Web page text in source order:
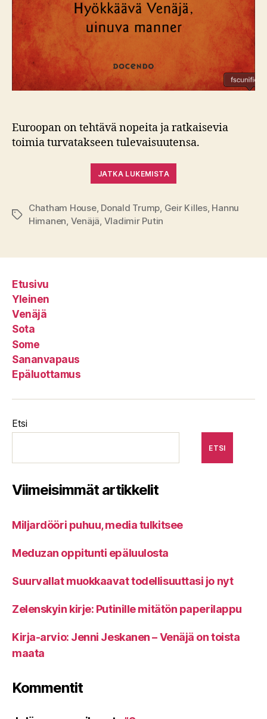
Euroopan on tehtävä nopeita ja ratkaisevia
toimia turvatakseen tulevaisuutensa.
JATKA LUKEMISTA
Avainsanat
Chatham House, Donald Trump, Geir Killes, Hannu
Himanen, Venäjä, Vladimir Putin
Etusivu
Yleinen
Venäjä
Sota
Some
Sananvapaus
Epäluottamus
Etsi
ETSI
Viimeisimmät artikkelit
Miljardööri puhuu, media tulkitsee
Meduzan oppitunti epäluulosta
Suurvallat muokkaavat todellisuuttasi jo nyt
Zelenskyin kirje: Putinille mitätön paperilappu
Kirja-arvio: Jenni Jeskanen – Venäjä on toista
maata
Kommentit